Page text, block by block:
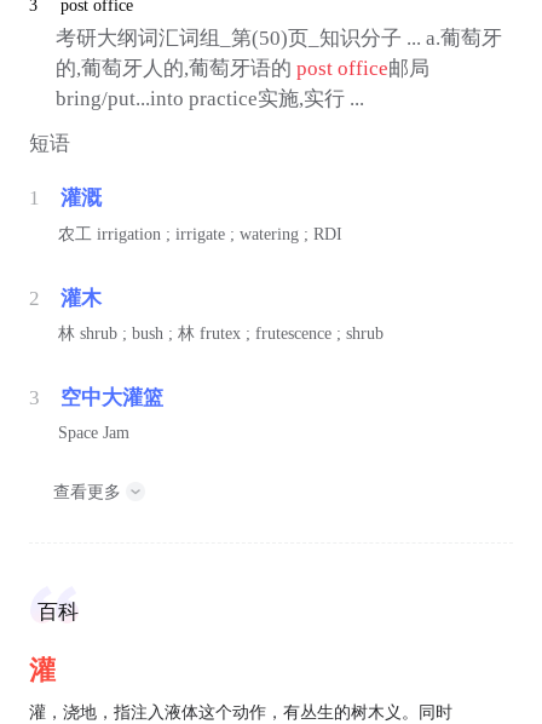
3 post office
考研大纲词汇词组_第(50)页_知识分子 ... a.葡萄牙
的,葡萄牙人的,葡萄牙语的 post office邮局
bring/put...into practice实施,实行 ...
短语
1 灌溉
农工 irrigation ; irrigate ; watering ; RDI
2 灌木
林 shrub ; bush ; 林 frutex ; frutescence ; shrub
3 空中大灌篮
Space Jam
查看更多
百科
灌
灌，浇地，指注入液体这个动作，有丛生的树木义。同时